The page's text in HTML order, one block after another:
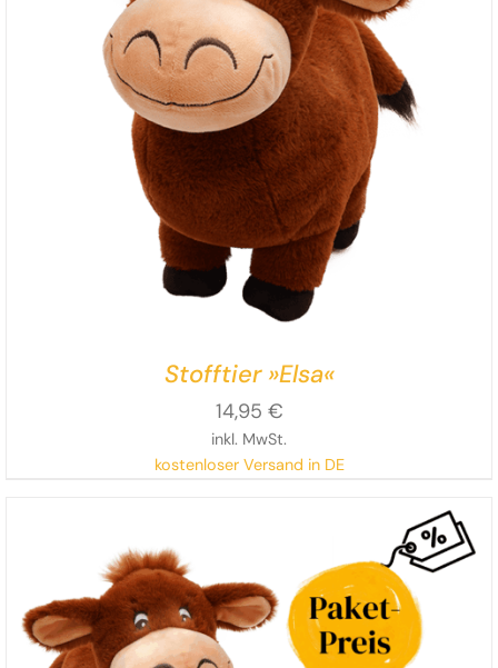
Stofftier »Elsa«
14,95 €
inkl. MwSt.
kostenloser Versand in DE
Vielleicht ja